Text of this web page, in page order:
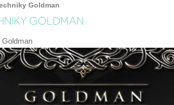
Goldman
GOLDMAN
Goldman